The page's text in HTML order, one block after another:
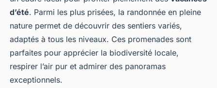
d’été. Parmi les plus prisées, la randonnée en pleine
nature permet de découvrir des sentiers variés,
adaptés à tous les niveaux. Ces promenades sont
parfaites pour apprécier la biodiversité locale,
respirer l’air pur et admirer des panoramas
exceptionnels.